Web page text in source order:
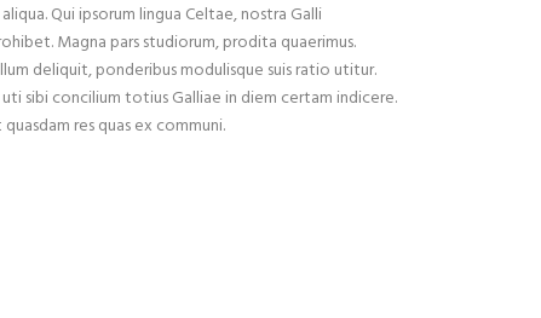
Qui ipsorum lingua Celtae, nostra Galli
Magna pars studiorum, prodita quaerimus.
deliquit, ponderibus modulisque suis ratio utitur.
sibi concilium totius Galliae in diem certam indicere.
res quas ex communi.